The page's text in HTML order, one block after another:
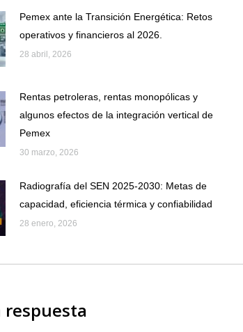
Pemex ante la Transición Energética: Retos
operativos y financieros al 2026.
28 abril, 2026
Rentas petroleras, rentas monopólicas y
algunos efectos de la integración vertical de
Pemex
30 marzo, 2026
Radiografía del SEN 2025-2030: Metas de
capacidad, eficiencia térmica y confiabilidad
28 enero, 2026
respuesta